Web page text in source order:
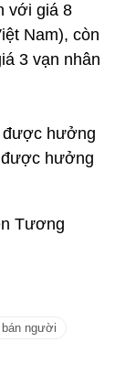
với giá 8
Nam), còn
3 vạn nhân
được hưởng
được hưởng
Tương
bán người